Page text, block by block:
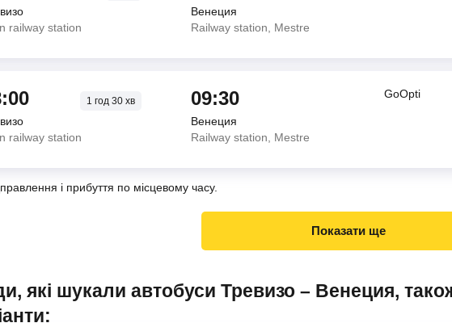
railway station
Венеция
Railway station, Mestre
1 год30 хв
railway station
09:30
Венеция
Railway station, Mestre
GoOpti
і прибуття по місцевому часу.
Показати ще